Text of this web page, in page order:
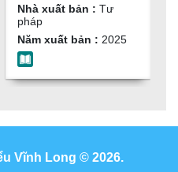
vấn đề lý luận và
thực tiễn / Nguyễn
Tất Viễn
Nhà xuất bản : Tư
pháp
Năm xuất bản : 2025
Vĩnh Long © 2026.